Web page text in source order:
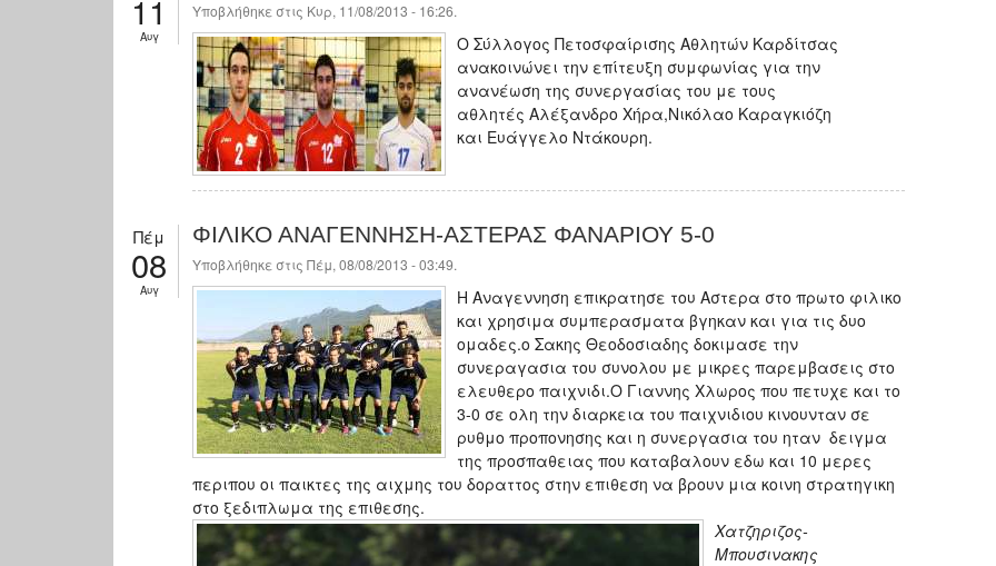
11
Αυγ
Υποβλήθηκε στις Κυρ, 11/08/2013 - 16:26.
Ο Σύλλογος Πετοσφαίρισης Αθλητών Καρδίτσας
ανακοινώνει την επίτευξη συμφωνίας για την
ανανέωση της συνεργασίας του με τους
αθλητές Αλέξανδρο Χήρα,Νικόλαο Καραγκιόζη
και Ευάγγελο Ντάκουρη.
Πέμ
08
Αυγ
ΦΙΛΙΚΟ ΑΝΑΓΕΝΝΗΣΗ-ΑΣΤΕΡΑΣ ΦΑΝΑΡΙΟΥ 5-0
Υποβλήθηκε στις Πέμ, 08/08/2013 - 03:49.
Η Αναγεννηση επικρατησε του Αστερα στο πρωτο φιλικο
και χρησιμα συμπερασματα βγηκαν και για τις δυο
ομαδες.ο Σακης Θεοδοσιαδης δοκιμασε την
συνεραγασια του συνολου με μικρες παρεμβασεις στο
ελευθερο παιχνιδι.Ο Γιαννης Χλωρος που πετυχε και το
3-0 σε ολη την διαρκεια του παιχνιδιου κινουνταν σε
ρυθμο προπονησης και η συνεργασια του ηταν δειγμα
της προσπαθειας που καταβαλουν εδω και 10 μερες
περιπου οι παικτες της αιχμης του δοραττος στην επιθεση να βρουν μια κοινη στρατηγικη
στο ξεδιπλωμα της επιθεσης.
Χατζηριζος-
Μπουσινακης